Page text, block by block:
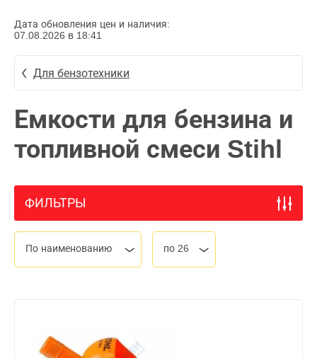
Дата обновления цен и наличия:
07.08.2026 в 18:41
Для бензотехники
Емкости для бензина и
топливной смеси Stihl
ФИЛЬТРЫ
По наименованию по 26